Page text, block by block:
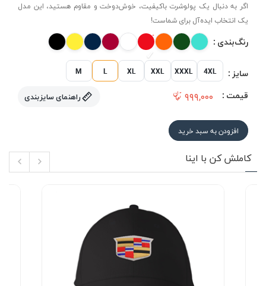
اگر به دنبال یک پولوشرت باکیفیت، خوش‌دوخت و مقاوم هستید، این مدل
یک انتخاب ایده‌آل برای شماست!
رنگ‌بندی :
سایز : M L XL XXL XXXL 4XL
قیمت : ۹۹۹,۰۰۰ راهنمای سایزبندی
افزودن به سبد خرید
کاملش کن با اینا